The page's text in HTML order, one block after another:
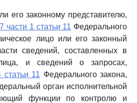
его законному представителю,
части 1 статьи 11 Федерального
лицо или его законный
сведений, составленных в
и сведений о запросах,
статьи 11 Федерального закона,
орган исполнительной
функции по контролю и